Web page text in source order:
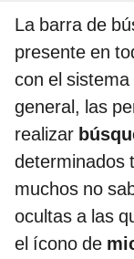
La barra de
presente en
con el
general, las
realizar
determinados
muchos no
ocultas a las
el ícono de